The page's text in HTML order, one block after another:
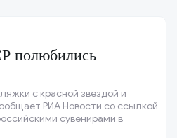
полюбились
с красной звездой и
РИА Новости со ссылкой
сувенирами в